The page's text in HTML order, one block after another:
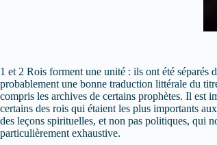
1 et 2 Rois forment une unité : ils ont été séparés
probablement une bonne traduction littérale du
compris les archives de certains prophètes. Il est
certains des rois qui étaient les plus importants
des leçons spirituelles, et non pas politiques, qui
particulièrement exhaustive.